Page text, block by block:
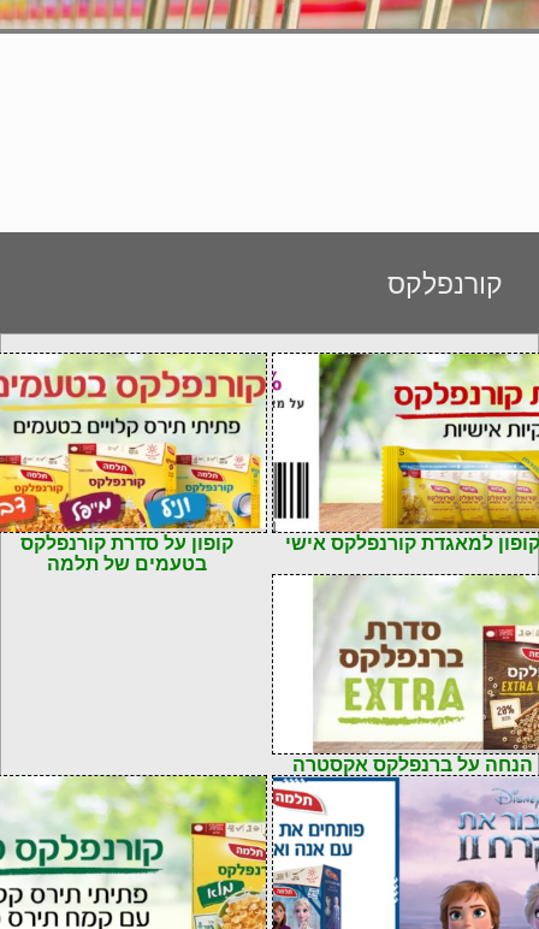
קורנפלקס
קופון למאגדת קורנפלקס אישי קוד: 7290112496959קופון על סדרת קורנפלקס
בטעמים של תלמה
הנחה על ברנפלקס אקסטרה